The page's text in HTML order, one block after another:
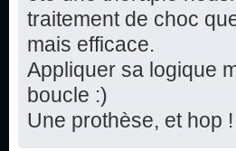
traitement de choc
mais efficace.
Appliquer sa logique
boucle :)
Une prothèse, et hop